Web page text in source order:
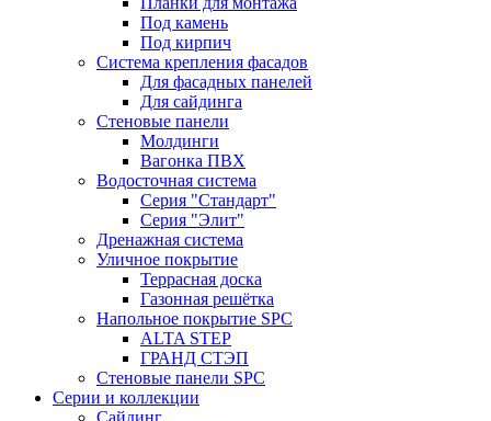
Под камень
Под кирпич
Система крепления фасадов
Для фасадных панелей
Для сайдинга
Стеновые панели
Молдинги
Вагонка ПВХ
Водосточная система
Серия "Стандарт"
Серия "Элит"
Дренажная система
Уличное покрытие
Террасная доска
Газонная решётка
Напольное покрытие SPC
ALTA STEP
ГРАНД СТЭП
Стеновые панели SPC
Серии и коллекции
Сайдинг